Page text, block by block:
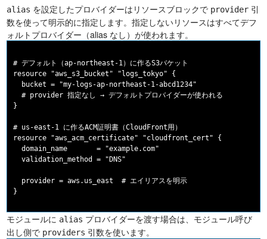
alias を設定したプロバイダーはリソースブロックで provider 引
数を使って明示的に指定します。指定しないリソースはすべてデフ
ォルトプロバイダー（alias なし）が使われます。
# デフォルト（ap-northeast-1）に作るS3バケット
resource "aws_s3_bucket" "logs_tokyo" {
  bucket = "my-logs-ap-northeast-1-abcd1234"
  # provider 指定なし → デフォルトプロバイダーが使われる
}
# us-east-1 に作るACM証明書（CloudFront用）
resource "aws_acm_certificate" "cloudfront_cert" {
  domain_name       = "example.com"
  validation_method = "DNS"
  provider = aws.us_east  # エイリアスを明示
モジュールに alias プロバイダーを渡す場合は、モジュール呼び
出し側で providers 引数を使います。